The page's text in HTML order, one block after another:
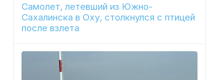
Самолет, летевший из Южно-
Сахалинска в Оху, столкнулся с птицей
после взлета